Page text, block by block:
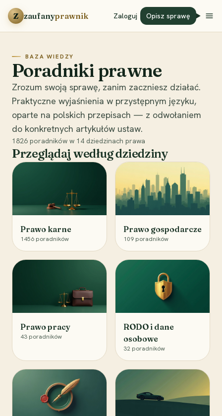
Przejdź do treści
Z zaufanyprawnik Zaloguj Opisz sprawę
BAZA WIEDZY
Poradniki prawne
Zrozum swoją sprawę, zanim zaczniesz działać.
Praktyczne wyjaśnienia w przystępnym języku,
oparte na polskich przepisach — z odwołaniem
do konkretnych artykułów ustaw.
1826 poradników w 14 dziedzinach prawa
Przeglądaj według dziedziny
Prawo karne
1456 poradników
Prawo gospodarcze
109 poradników
Prawo pracy
43 poradników
RODO i dane
osobowe
32 poradników